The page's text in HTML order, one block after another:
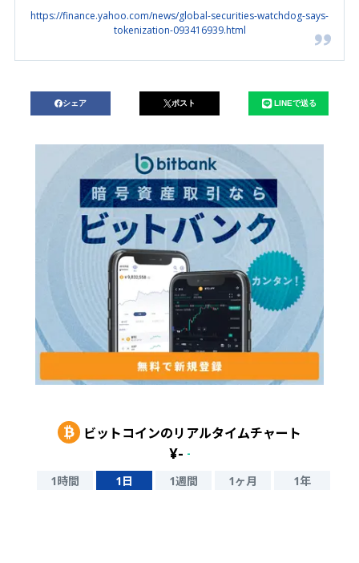
https://finance.yahoo.com/news/global-securities-watchdog-says-
tokenization-093416939.html
シェア ポスト LINEで送る
ビットコインのリアルタイムチャート
¥- -
1時間 1日 1週間 1ヶ月 1年